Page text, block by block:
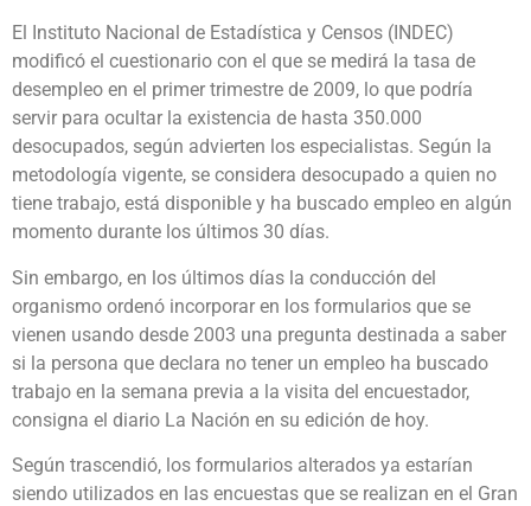
El Instituto Nacional de Estadística y Censos (INDEC)
modificó el cuestionario con el que se medirá la tasa de
desempleo en el primer trimestre de 2009, lo que podría
servir para ocultar la existencia de hasta 350.000
desocupados, según advierten los especialistas. Según la
metodología vigente, se considera desocupado a quien no
tiene trabajo, está disponible y ha buscado empleo en algún
momento durante los últimos 30 días.
Sin embargo, en los últimos días la conducción del
organismo ordenó incorporar en los formularios que se
vienen usando desde 2003 una pregunta destinada a saber
si la persona que declara no tener un empleo ha buscado
trabajo en la semana previa a la visita del encuestador,
consigna el diario La Nación en su edición de hoy.
Según trascendió, los formularios alterados ya estarían
siendo utilizados en las encuestas que se realizan en el Gran